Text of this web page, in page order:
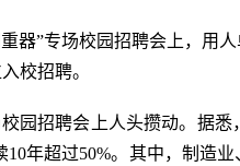
器”专场校园招聘会上，用
校招聘。
园招聘会上人头攒动。据
10年超过50%。其中，制造